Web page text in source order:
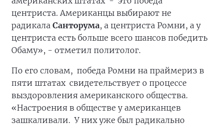
центриста. Американцы выбирают не
радикала Санторума, а центриста Ромни, а у
центриста есть больше всего шансов победить
Обаму», - отметил политолог.
По его словам, победа Ромни на праймериз в
пяти штатах свидетельствует о процессе
выздоровления американского общества.
«Настроения в обществе у американцев
зашкаливали. У них уже был радикально